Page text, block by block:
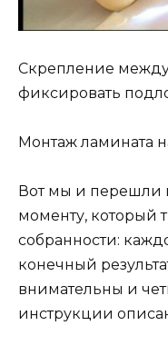
Скрепление
фиксировать
Монтаж ламината
Вот мы и перешли
моменту, который
собранности:
конечный
внимательны и
инструкции